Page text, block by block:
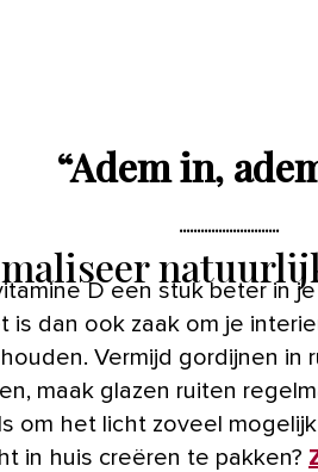
“Adem in,
D een stuk beter in
is dan ook zaak om je
Vermijd gordijnen in
maak glazen ruiten
om het licht zoveel
in huis creëren te pakken?